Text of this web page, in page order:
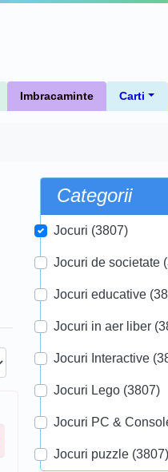
Imbracaminte Carti
Categorii
Jocuri (3807)
Jocuri de societate
Jocuri educative
Jocuri in aer liber
Jocuri Interactive
Jocuri Lego (3807)
Jocuri PC &
Jocuri puzzle (3807)